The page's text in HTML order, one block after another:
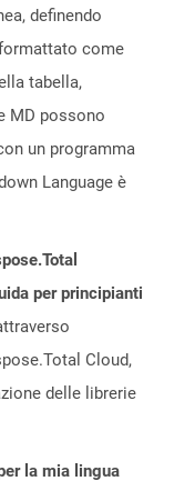
definendo
come
tabella,
MD possono
un programma
Language è
per principianti
Cloud,
delle librerie
la mia lingua